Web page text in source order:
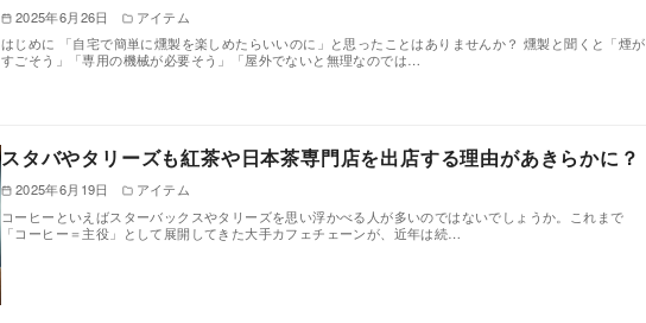
2025年6月26日
アイテム
はじめに 「自宅で簡単に燻製を楽しめたらいいのに」と思ったことはありませんか？ 燻製と聞くと「煙が
すごそう」「専用の機械が必要そう」「屋外でないと無理なのでは…
スタバやタリーズも紅茶や日本茶専門店を出店する理由があきらかに？
2025年6月19日
アイテム
コーヒーといえばスターバックスやタリーズを思い浮かべる人が多いのではないでしょうか。これまで
「コーヒー＝主役」として展開してきた大手カフェチェーンが、近年は続…